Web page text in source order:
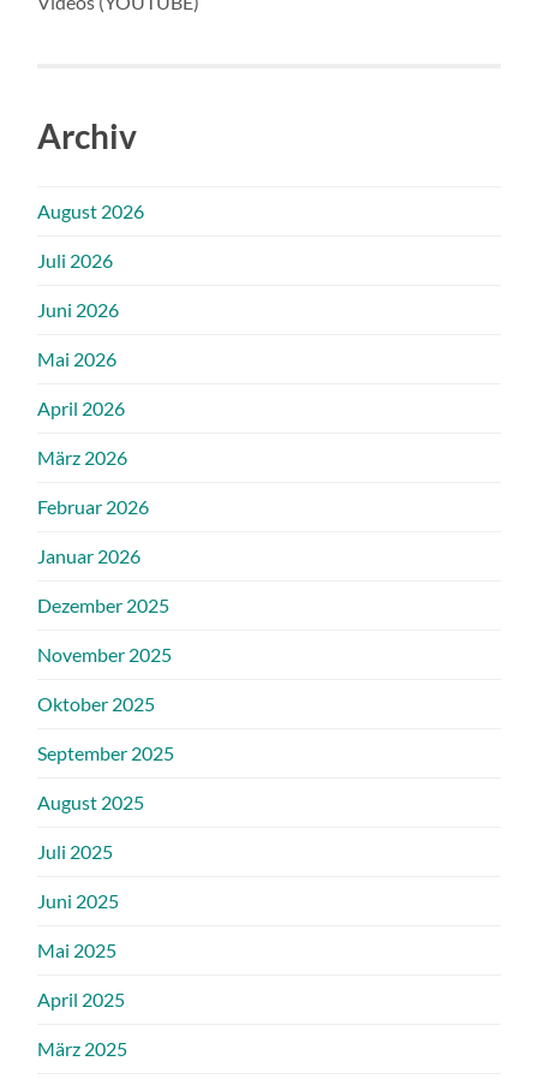
Archiv
August 2026
Juli 2026
Juni 2026
Mai 2026
April 2026
März 2026
Februar 2026
Januar 2026
Dezember 2025
November 2025
Oktober 2025
September 2025
August 2025
Juli 2025
Juni 2025
Mai 2025
April 2025
März 2025